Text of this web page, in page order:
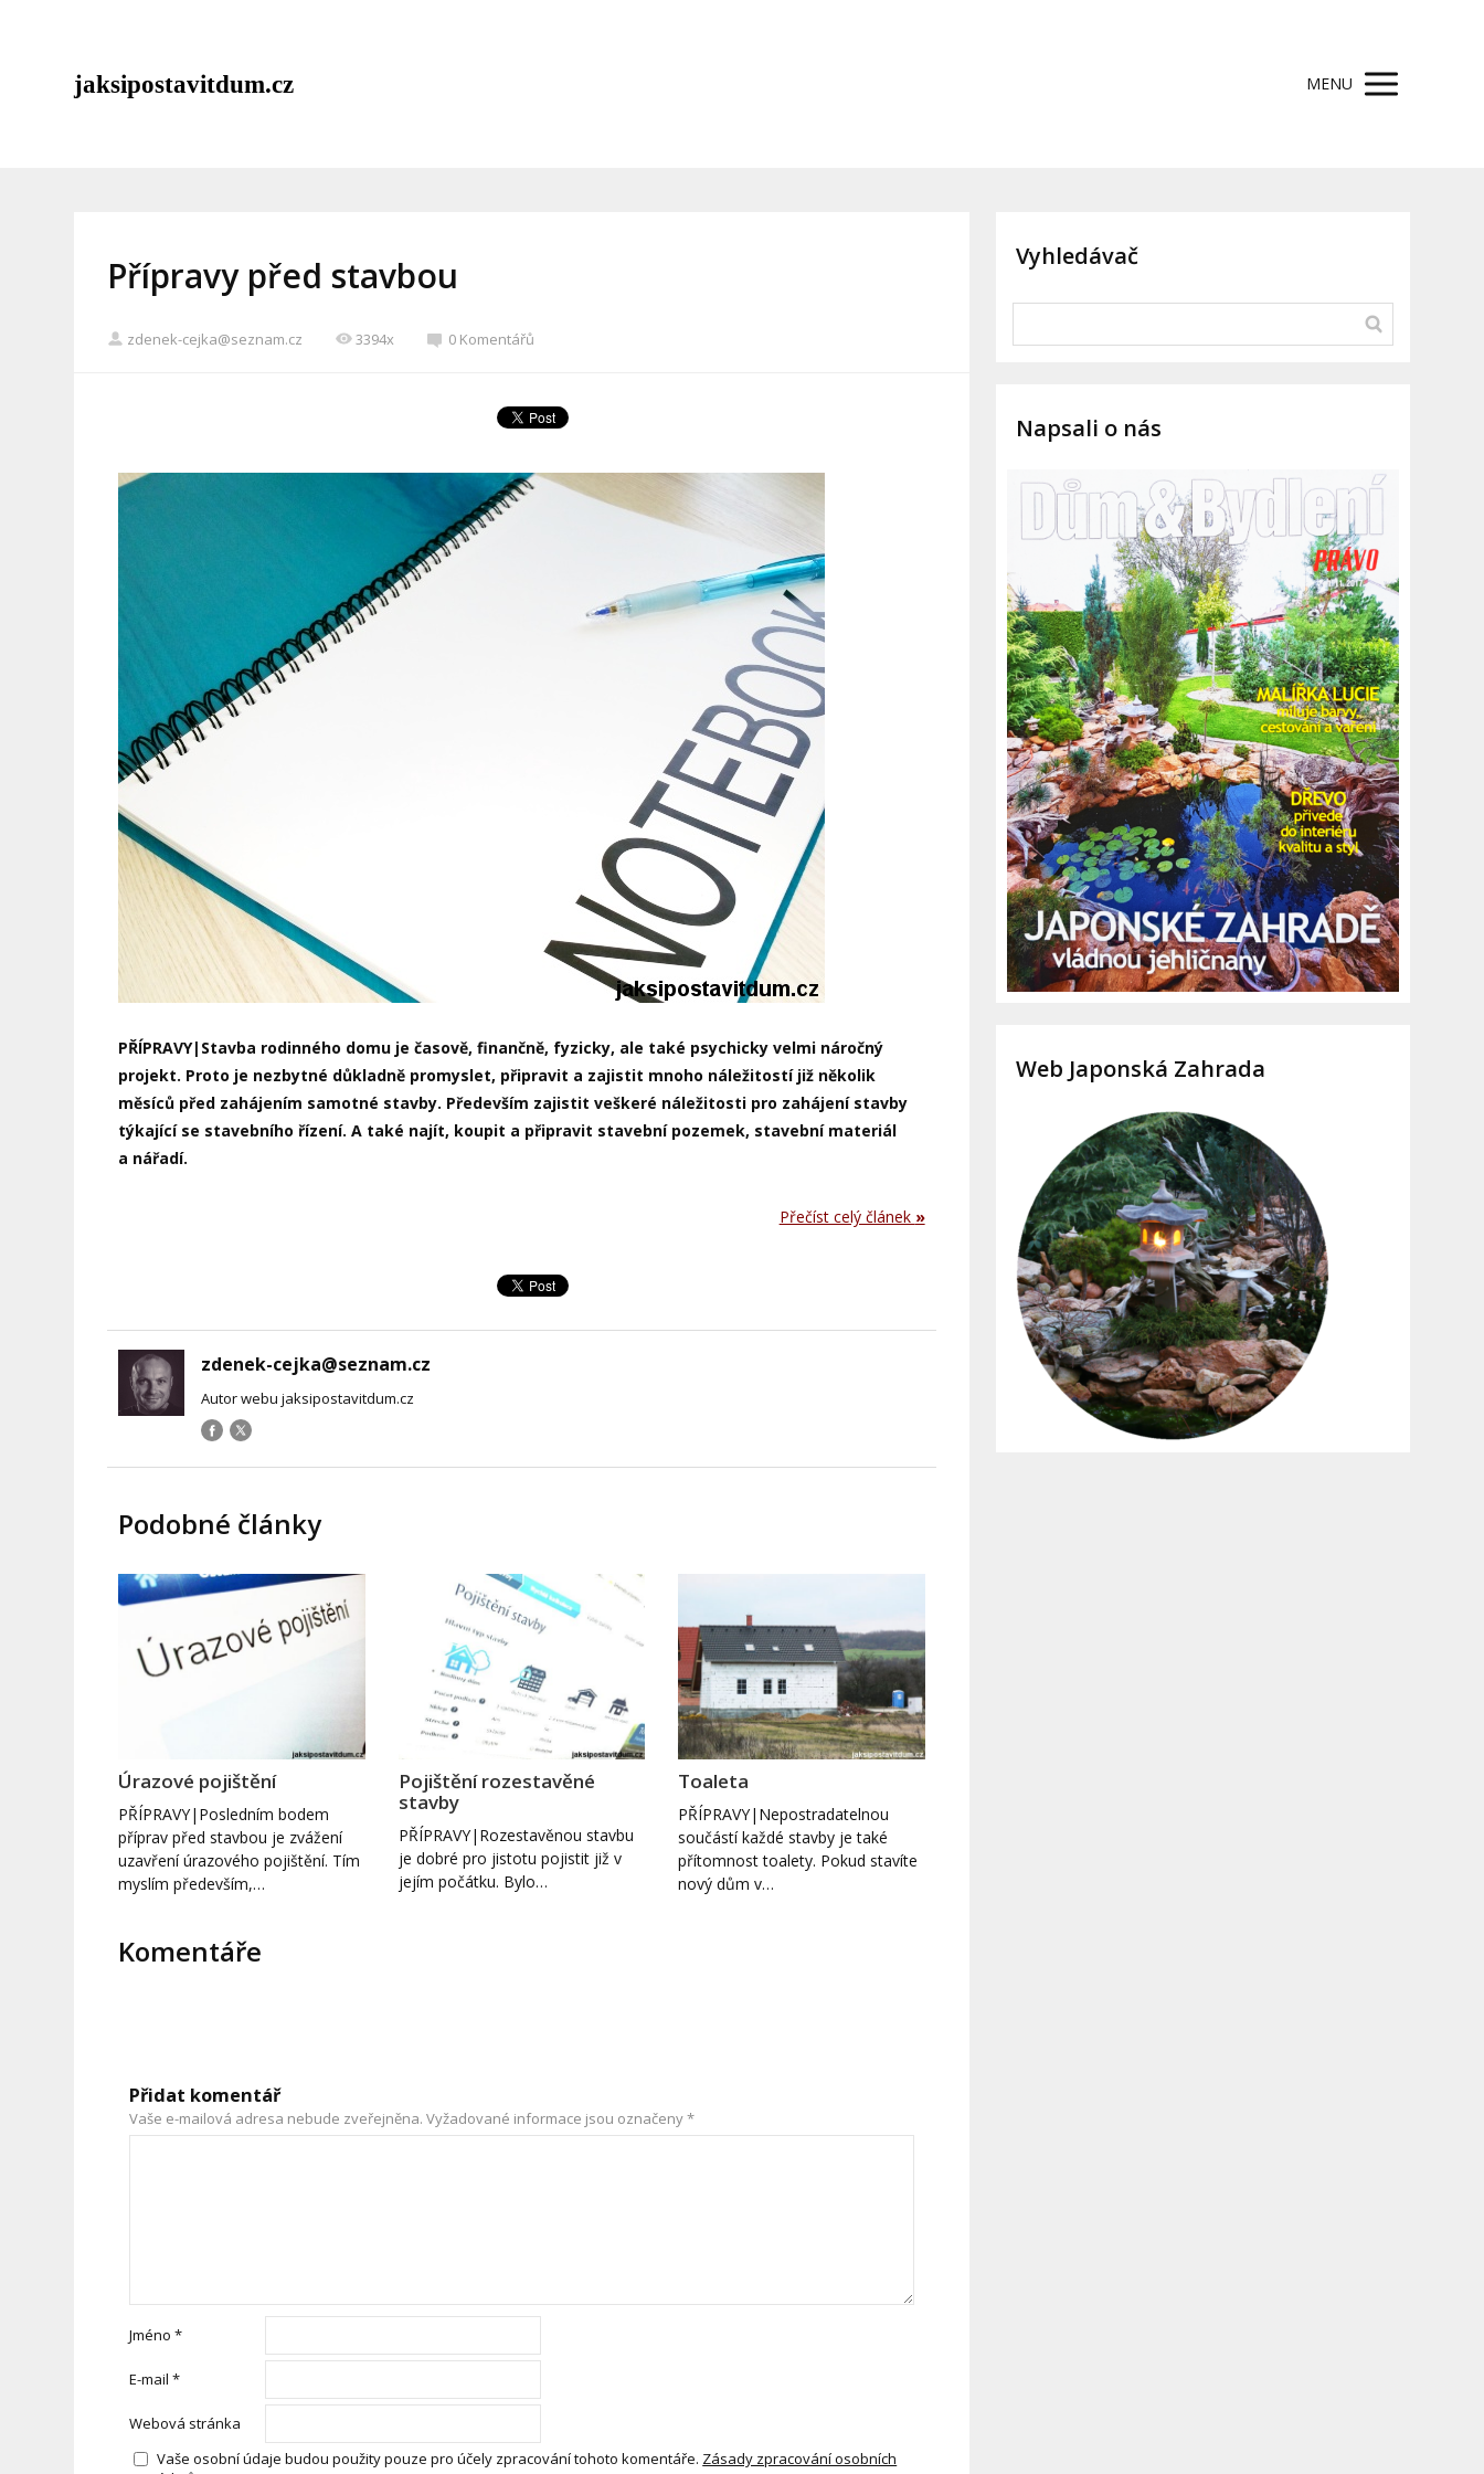
jaksipostavitdum.cz MENU
Přípravy před stavbou
zdenek-cejka@seznam.cz 3394x 0 Komentářů
PŘÍPRAVY|Stavba rodinného domu je časově, finančně, fyzicky, ale také psychicky velmi náročný
projekt. Proto je nezbytné důkladně promyslet, připravit a zajistit mnoho náležitostí již několik
měsíců před zahájením samotné stavby. Především zajistit veškeré náležitosti pro zahájení stavby
týkající se stavebního řízení. A také najít, koupit a připravit stavební pozemek, stavební materiál
a nářadí.
Přečíst celý článek »
zdenek-cejka@seznam.cz
Autor webu jaksipostavitdum.cz
Podobné články
Úrazové pojištění
PŘÍPRAVY|Posledním bodem
příprav před stavbou je zvážení
uzavření úrazového pojištění. Tím
myslím především,…
Pojištění rozestavěné
stavby
PŘÍPRAVY|Rozestavěnou stavbu
je dobré pro jistotu pojistit již v
jejím počátku. Bylo…
Toaleta
PŘÍPRAVY|Nepostradatelnou
součástí každé stavby je také
přítomnost toalety. Pokud stavíte
nový dům v…
Komentáře
Přidat komentář
Vaše e-mailová adresa nebude zveřejněna. Vyžadované informace jsou označeny*
Jméno*
E-mail*
Webová stránka
Vaše osobní údaje budou použity pouze pro účely zpracování tohoto komentáře. Zásady zpracování osobních
Vyhledávač
Napsali o nás
Web Japonská Zahrada